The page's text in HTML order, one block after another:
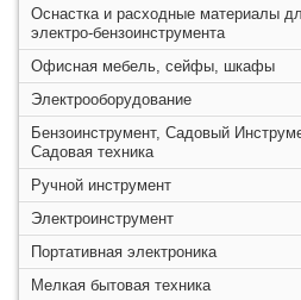
Оснастка и расходные материалы
электро-бензоинструмента
Офисная мебель, сейфы, шкафы
Электрооборудование
Бензоинструмент, Садовый
Садовая техника
Ручной инструмент
Электроинструмент
Портативная электроника
Мелкая бытовая техника